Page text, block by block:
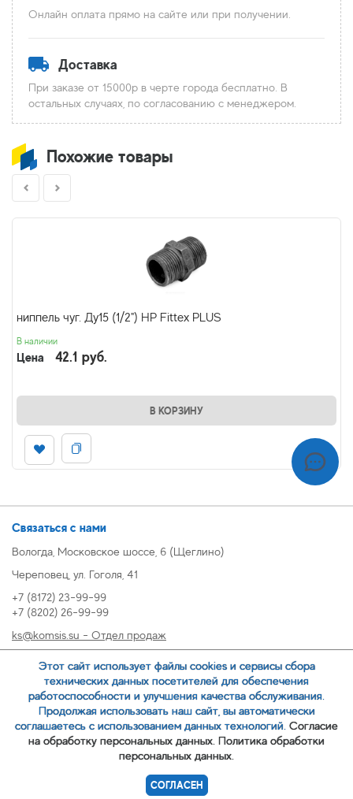
Онлайн оплата прямо на сайте или при получении.
Доставка
При заказе от 15000р в черте города бесплатно. В
остальных случаях, по согласованию с менеджером.
Похожие товары
ниппель чуг. Ду15 (1/2") НР Fittex PLUS
В наличии
Цена 42.1 руб.
В КОРЗИНУ
Связаться с нами
Вологда, Московское шоссе, 6 (Щеглино)
Череповец, ул. Гоголя, 41
+7 (8172) 23-99-99
+7 (8202) 26-99-99
ks@komsis.su - Отдел продаж
oz@komsis.su - Отдел закупок
ЗАКАЗАТЬ ЗВОНОК
Политика обработки персональных данных
Этот сайт использует файлы cookies и сервисы сбора
технических данных посетителей для обеспечения
работоспособности и улучшения качества обслуживания.
Продолжая использовать наш сайт, вы автоматически
соглашаетесь с использованием данных технологий. Согласие
на обработку персональных данных. Политика обработки
персональных данных.
СОГЛАСЕН